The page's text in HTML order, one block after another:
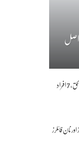
! اصل
رات کا رکھا ہوا کھانا کھانے سے 3 معصوم بچے جاں بحق، 7 افراد
اور نان فائلرز